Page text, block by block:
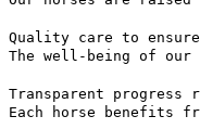
Quality care to
The well-being of
Transparent
Each horse benefits